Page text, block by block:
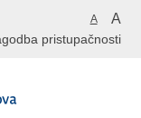
A A
pristupačnosti